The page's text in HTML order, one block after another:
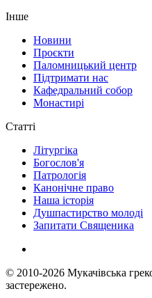
Інше
Новини
Проєкти
Паломницький центр
Підтримати нас
Кафедральний собор
Монастирі
Статті
Літургіка
Богослов'я
Патрологія
Канонічне право
Наша історія
Душпастирство молоді
Запитати Священика
© 2010-2026 Мукачівська
застережено.